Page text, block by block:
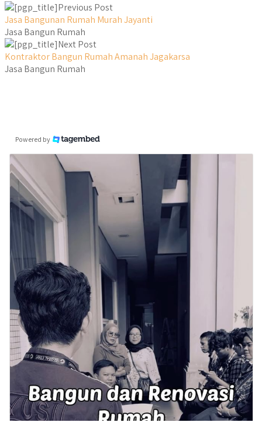
Previous Post
Jasa Bangunan Rumah Murah Jayanti
Jasa Bangun Rumah
Next Post
Kontraktor Bangun Rumah Amanah Jagakarsa
Jasa Bangun Rumah
Powered by